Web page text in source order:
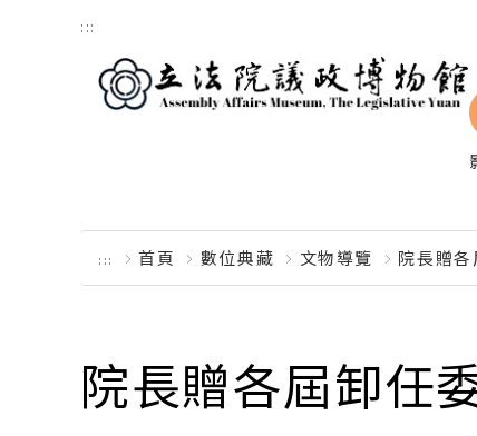
跳到主要內容區塊
:::
::: 首頁 數位典藏 文物導覽 院長贈
院長贈各屆卸任